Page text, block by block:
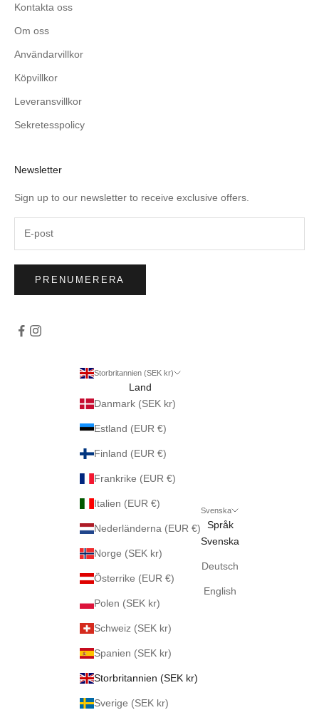
Kontakta oss
Om oss
Användarvillkor
Köpvillkor
Leveransvillkor
Sekretesspolicy
Newsletter
Sign up to our newsletter to receive exclusive offers.
PRENUMERERA
Storbritannien (SEK kr)
Land
Danmark (SEK kr)
Estland (EUR €)
Finland (EUR €)
Frankrike (EUR €)
Italien (EUR €)
Nederländerna (EUR €)
Norge (SEK kr)
Österrike (EUR €)
Polen (SEK kr)
Schweiz (SEK kr)
Spanien (SEK kr)
Storbritannien (SEK kr)
Sverige (SEK kr)
Svenska
Språk
Svenska
Deutsch
English